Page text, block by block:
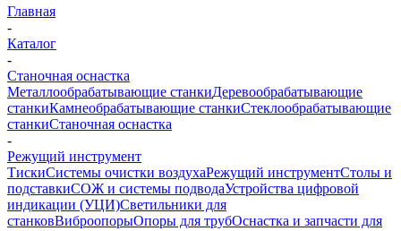
Главная
-
Каталог
-
Станочная оснастка
Металлообрабатывающие станкиДеревообрабатывающие
станкиКамнеобрабатывающие станкиСтеклообрабатывающие
станкиСтаночная оснастка
-
Режущий инструмент
ТискиСистемы очистки воздухаРежущий инструментСтолы и
подставкиСОЖ и системы подводаУстройства цифровой
индикации (УЦИ)Светильники для
станковВиброопорыОпоры для трубОснастка и запчасти для